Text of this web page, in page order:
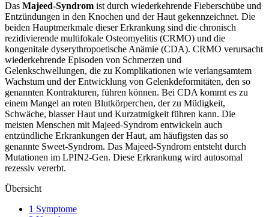
Das Majeed-Syndrom ist durch wiederkehrende Fieberschübe und
Entzündungen in den Knochen und der Haut gekennzeichnet. Die
beiden Hauptmerkmale dieser Erkrankung sind die chronisch
rezidivierende multifokale Osteomyelitis (CRMO) und die
kongenitale dyserythropoetische Anämie (CDA). CRMO verursacht
wiederkehrende Episoden von Schmerzen und
Gelenkschwellungen, die zu Komplikationen wie verlangsamtem
Wachstum und der Entwicklung von Gelenkdeformitäten, den so
genannten Kontrakturen, führen können. Bei CDA kommt es zu
einem Mangel an roten Blutkörperchen, der zu Müdigkeit,
Schwäche, blasser Haut und Kurzatmigkeit führen kann. Die
meisten Menschen mit Majeed-Syndrom entwickeln auch
entzündliche Erkrankungen der Haut, am häufigsten das so
genannte Sweet-Syndrom. Das Majeed-Syndrom entsteht durch
Mutationen im LPIN2-Gen. Diese Erkrankung wird autosomal
rezessiv vererbt.
Übersicht
1 Symptome